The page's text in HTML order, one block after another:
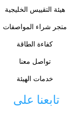
تابعنا على
متجر شراء المواصفات
كفاءة الطاقة
هيئة التقييس الخليجية
تواصل معنا
خدمات الهيئة